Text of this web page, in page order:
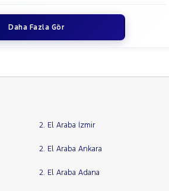
Daha Fazla Gör
2. El Araba İzmir
2. El Araba Ankara
2. El Araba Adana